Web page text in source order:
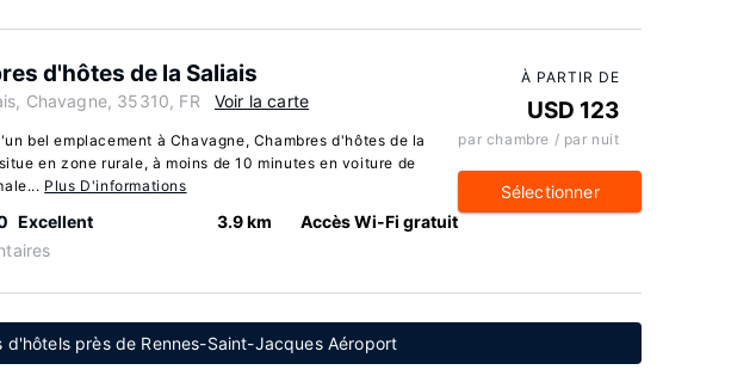
d'hôtes de la Saliais
Chavagne, 35310, FR Voir la carte
bel emplacement à Chavagne, Chambres d'hôtes de la
en zone rurale, à moins de 10 minutes en voiture de
Plus D'informations
Excellent
3.9 km Accès Wi-Fi gratuit
À PARTIR DE
USD 123
par chambre / par nuit
Sélectionner
d'hôtels près de Rennes-Saint-Jacques Aéroport